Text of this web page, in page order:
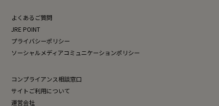
よくあるご質問
JRE POINT
プライバシーポリシー
ソーシャルメディアコミュニケーションポリシー
コンプライアンス相談窓口
サイトご利用について
運営会社